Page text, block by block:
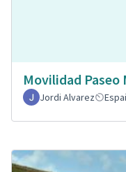
Movilidad
Jordi Alvarez